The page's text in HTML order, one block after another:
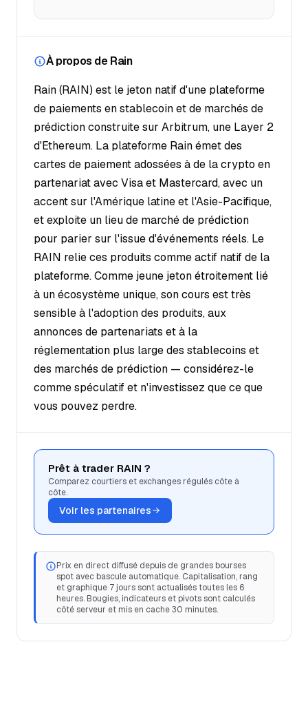
À propos de Rain
Rain (RAIN) est le jeton natif d'une plateforme
de paiements en stablecoin et de marchés de
prédiction construite sur Arbitrum, une Layer 2
d'Ethereum. La plateforme Rain émet des
cartes de paiement adossées à de la crypto en
partenariat avec Visa et Mastercard, avec un
accent sur l'Amérique latine et l'Asie-Pacifique,
et exploite un lieu de marché de prédiction
pour parier sur l'issue d'événements réels. Le
RAIN relie ces produits comme actif natif de la
plateforme. Comme jeune jeton étroitement lié
à un écosystème unique, son cours est très
sensible à l'adoption des produits, aux
annonces de partenariats et à la
réglementation plus large des stablecoins et
des marchés de prédiction — considérez-le
comme spéculatif et n'investissez que ce que
vous pouvez perdre.
Prêt à trader RAIN ?
Comparez courtiers et exchanges régulés côte à
côte.
Voir les partenaires
Prix en direct diffusé depuis de grandes bourses
spot avec bascule automatique. Capitalisation, rang
et graphique 7 jours sont actualisés toutes les 6
heures. Bougies, indicateurs et pivots sont calculés
côté serveur et mis en cache 30 minutes.